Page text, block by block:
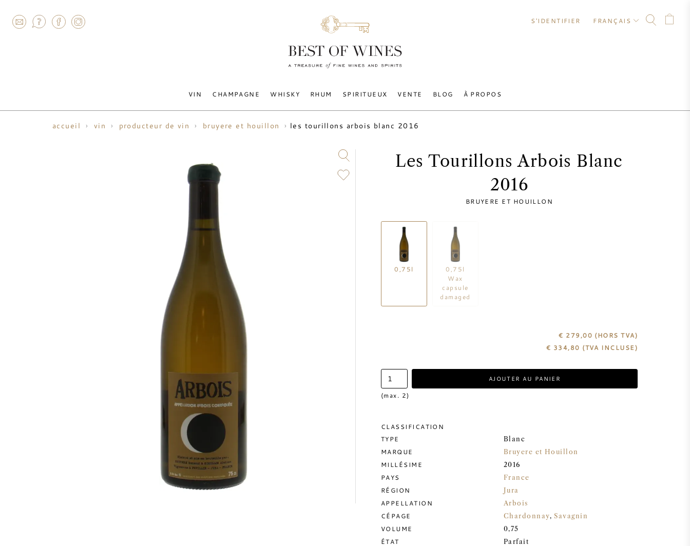
VIN CHAMPAGNE WHISKY RHUM SPIRITUEUX VENTE BLOG À PROPOS
S'IDENTIFIER FRANÇAIS
accueil vin producteur de vin bruyere et houillon les tourillons arbois blanc 2016
Les Tourillons Arbois Blanc
2016
BRUYERE ET HOUILLON
0,75l
0,75l
Wax
capsule
damaged
€ 279,00 (HORS TVA)
€ 334,80 (TVA INCLUSE)
AJOUTER AU PANIER
(max. 2)
CLASSIFICATION
TYPE
Blanc
MARQUE Bruyere et Houillon
MILLÉSIME 2016
PAYS France
RÉGION Jura
APPELLATION Arbois
CÉPAGE Chardonnay,Savagnin
VOLUME 0,75
ÉTAT Parfait